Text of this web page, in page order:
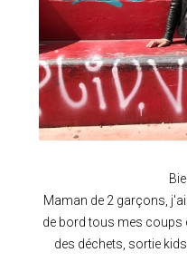
Maman de 2 garçons,
de bord tous mes coups
des déchets, sortie